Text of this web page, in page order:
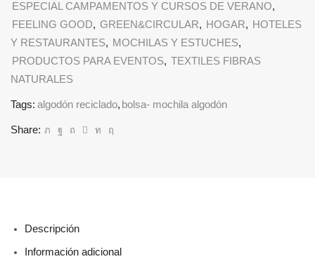
ESPECIAL CAMPAMENTOS Y CURSOS DE VERANO,
FEELING GOOD, GREEN&CIRCULAR, HOGAR, HOTELES
Y RESTAURANTES, MOCHILAS Y ESTUCHES,
PRODUCTOS PARA EVENTOS, TEXTILES FIBRAS
NATURALES
Tags: algodón reciclado, bolsa- mochila algodón
Share:
Descripción
Información adicional